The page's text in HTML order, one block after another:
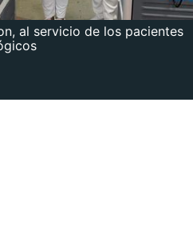
al servicio de los pacientes